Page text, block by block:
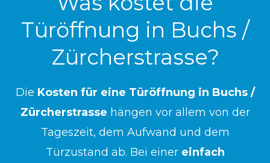
Türöffnung in Buchs /
Zürcherstrasse?
Die Kosten für eine Türöffnung in Buchs /
Zürcherstrasse hängen vor allem von der
Tageszeit, dem Aufwand und dem
Türzustand ab. Bei einer einfach